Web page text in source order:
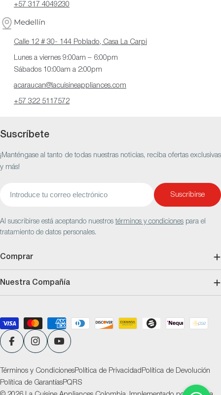
+57 317 4049230
Medellín
Calle 12 # 30- 144 Poblado, Casa La Carpi
Lunes a viernes 9:00am – 6:00pm
Sábados 10:00am a 2:00pm
acaraucan@lacuisineappliances.com
+57 322 5117572
Suscríbete
¡Manténgase al tanto de todas nuestras noticias, reciba ofertas exclusivas
y más!
Suscribirse
Al suscribirse está aceptando nuestrostérminos y condiciones para el
tratamiento de datos personales.
Comprar
Nuestra Compañía
Métodos
de
pagoFacebookInstagramYouTube
Términos y CondicionesPolítica de Privacidad Política de Devolución
Política de GarantíasPQRS